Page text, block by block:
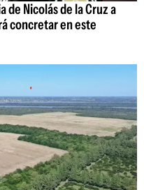
de Nicolás de la Cruz a
concretar en este